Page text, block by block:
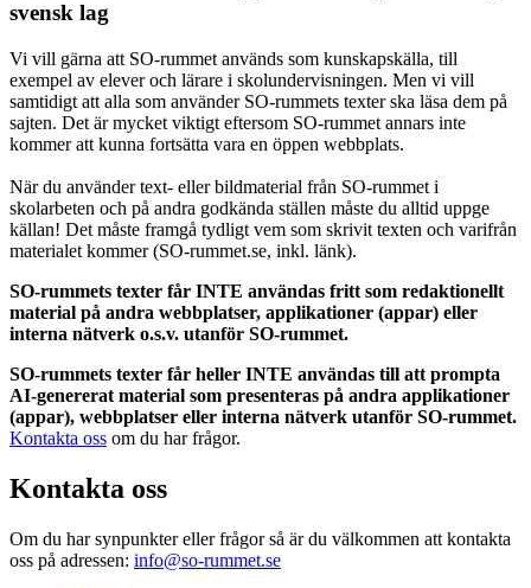
svensk lag
Vi vill gärna att SO-rummet används som kunskapskälla, till
exempel av elever och lärare i skolundervisningen. Men vi vill
samtidigt att alla som använder SO-rummets texter ska läsa dem på
sajten. Det är mycket viktigt eftersom SO-rummet annars inte
kommer att kunna fortsätta vara en öppen webbplats.
När du använder text- eller bildmaterial från SO-rummet i
skolarbeten och på andra godkända ställen måste du alltid uppge
källan! Det måste framgå tydligt vem som skrivit texten och varifrån
materialet kommer (SO-rummet.se, inkl. länk).
SO-rummets texter får INTE användas fritt som redaktionellt
material på andra webbplatser, applikationer (appar) eller
interna nätverk o.s.v. utanför SO-rummet.
SO-rummets texter får heller INTE användas till att prompta
AI-genererat material som presenteras på andra applikationer
(appar), webbplatser eller interna nätverk utanför SO-rummet.
Kontakta oss om du har frågor.
Kontakta oss
Om du har synpunkter eller frågor så är du välkommen att kontakta
oss på adressen: info@so-rummet.se